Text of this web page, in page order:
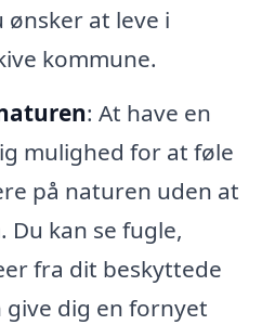
ønsker at leve i
kommune.
: At have en
mulighed for at føle
på naturen uden at
kan se fugle,
fra dit beskyttede
dig en fornyet